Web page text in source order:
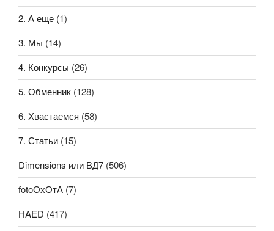
2. А еще (1)
3. Мы (14)
4. Конкурсы (26)
5. Обменник (128)
6. Хвастаемся (58)
7. Статьи (15)
Dimensions или ВД7 (506)
fotoОхОтА (7)
HAED (417)